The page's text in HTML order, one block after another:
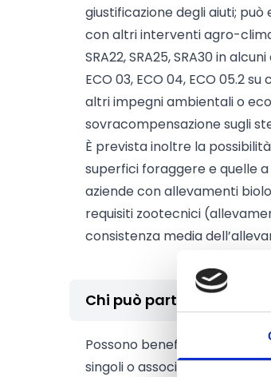
giustificazione degli aiuti;
con altri interventi agro-
SRA22, SRA25, SRA30 in
ECO 03, ECO 04, ECO 05.2
altri impegni ambientali o
sovracompensazione sugli
È prevista inoltre la
superfici foraggere e quelle
aziende con allevamenti
requisiti zootecnici
consistenza media
Chi può partecipare
Possono beneficiare degli
singoli o associati, compresi